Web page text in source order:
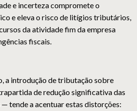
e incerteza compromete o
e eleva o risco de litígios tributários,
da atividade fim da empresa
fiscais.
a introdução de tributação sobre
de redução significativa das
tende a acentuar estas distorções: